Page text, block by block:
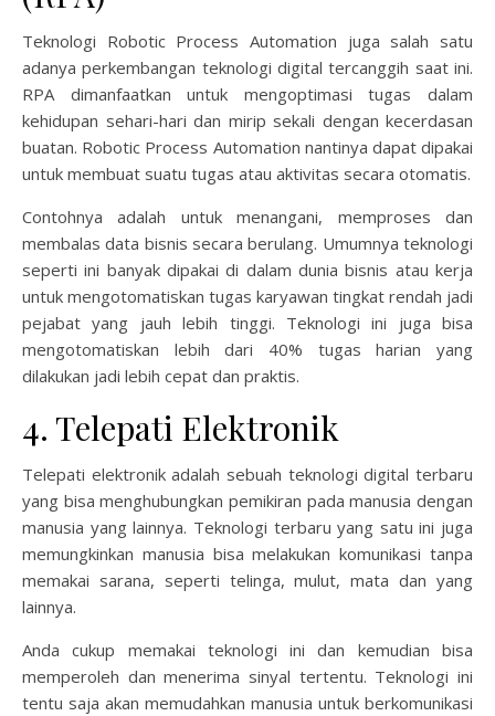
Teknologi Robotic Process Automation juga salah satu
adanya perkembangan teknologi digital tercanggih saat ini.
RPA dimanfaatkan untuk mengoptimasi tugas dalam
kehidupan sehari-hari dan mirip sekali dengan kecerdasan
buatan. Robotic Process Automation nantinya dapat dipakai
untuk membuat suatu tugas atau aktivitas secara otomatis.
Contohnya adalah untuk menangani, memproses dan
membalas data bisnis secara berulang. Umumnya teknologi
seperti ini banyak dipakai di dalam dunia bisnis atau kerja
untuk mengotomatiskan tugas karyawan tingkat rendah jadi
pejabat yang jauh lebih tinggi. Teknologi ini juga bisa
mengotomatiskan lebih dari 40% tugas harian yang
dilakukan jadi lebih cepat dan praktis.
4. Telepati Elektronik
Telepati elektronik adalah sebuah teknologi digital terbaru
yang bisa menghubungkan pemikiran pada manusia dengan
manusia yang lainnya. Teknologi terbaru yang satu ini juga
memungkinkan manusia bisa melakukan komunikasi tanpa
memakai sarana, seperti telinga, mulut, mata dan yang
lainnya.
Anda cukup memakai teknologi ini dan kemudian bisa
memperoleh dan menerima sinyal tertentu. Teknologi ini
tentu saja akan memudahkan manusia untuk berkomunikasi